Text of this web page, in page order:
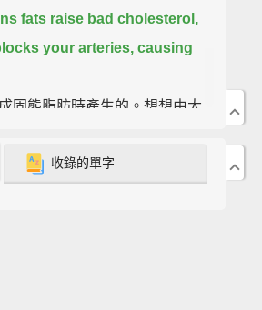
fats raise bad cholesterol,
your arteries, causing
固態脂肪時產生的。想想由大
的奶油或豬油還來得健康。它
收錄的單字